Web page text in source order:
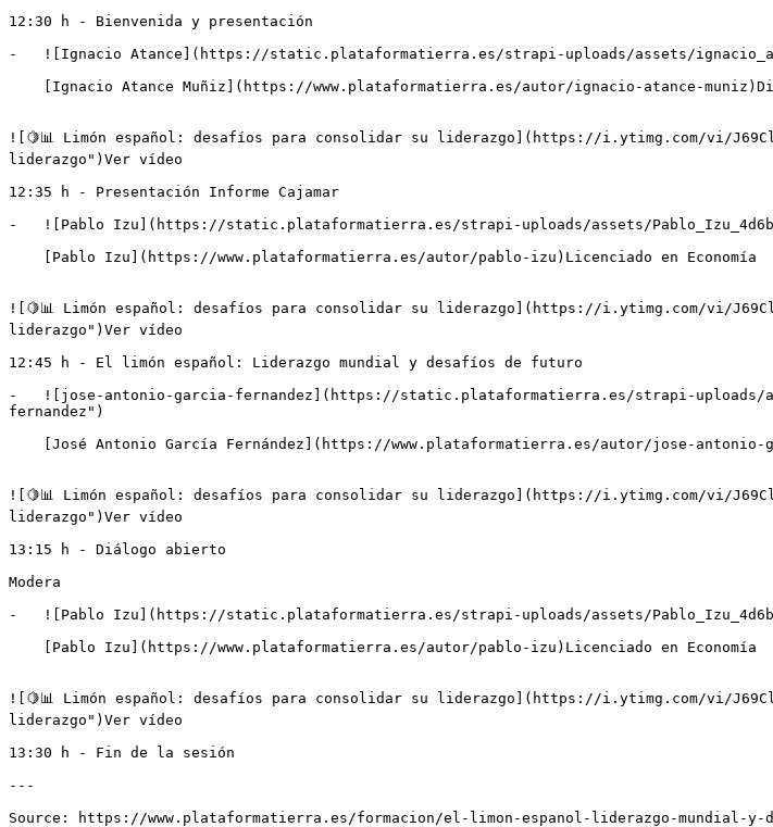
12:30 h - Bienvenida y presentación
-   ![Ignacio Atance](https://static.plataformatierra.es/strapi-uploads/assets/
![🍋📊 Limón español: desafíos para consolidar su liderazgo](https://i.ytimg.com/vi/
liderazgo")Ver vídeo
12:35 h - Presentación Informe Cajamar
-   ![Pablo Izu](https://static.plataformatierra.es/strapi-uploads/assets/
![🍋📊 Limón español: desafíos para consolidar su liderazgo](https://i.ytimg.com/vi/
liderazgo")Ver vídeo
12:45 h - El limón español: Liderazgo mundial y desafíos de futuro
-   ![jose-antonio-garcia-fernandez](https://static.plataformatierra.es/strapi-uploads/
fernandez")
![🍋📊 Limón español: desafíos para consolidar su liderazgo](https://i.ytimg.com/vi/
liderazgo")Ver vídeo
13:15 h - Diálogo abierto
Modera
-   ![Pablo Izu](https://static.plataformatierra.es/strapi-uploads/assets/
![🍋📊 Limón español: desafíos para consolidar su liderazgo](https://i.ytimg.com/vi/
liderazgo")Ver vídeo
13:30 h - Fin de la sesión
---